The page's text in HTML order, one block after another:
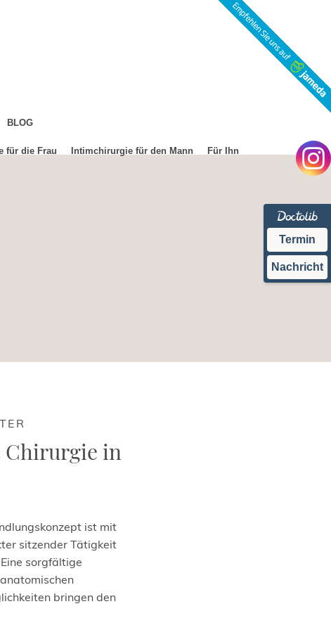
Termin
Nachricht
BLOG
für die Frau Intimchirurgie für den Mann Für Ihn
Chirurgie in
ist mit
sitzender Tätigkeit
sorgfältige
bringen den